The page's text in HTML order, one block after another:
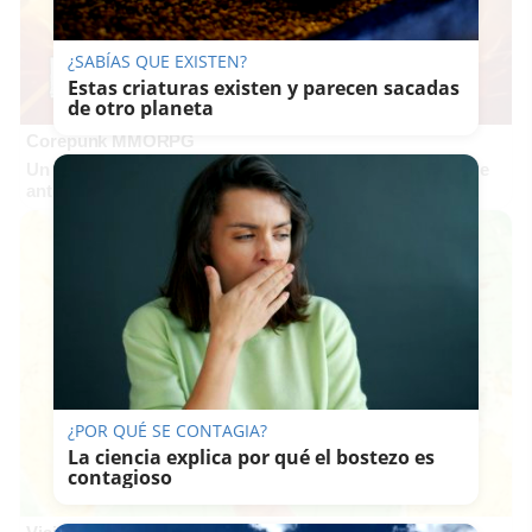
Corepunk MMORPG
Un verdadero MMORPG de la vieja escuela ¡Cómo los de
¿SABÍAS QUE EXISTEN?
Estas criaturas existen y parecen sacadas
de otro planeta
¿POR QUÉ SE CONTAGIA?
La ciencia explica por qué el bostezo es
contagioso